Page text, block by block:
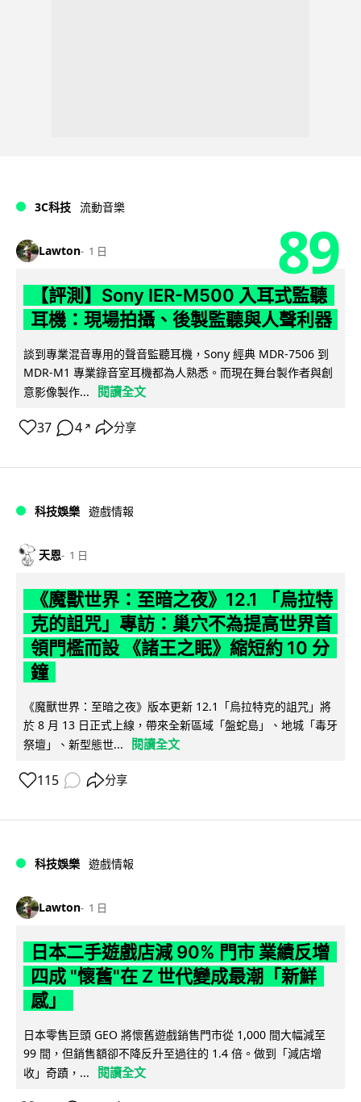
3C科技 流動音樂
Lawton 1 日 89
【評測】Sony IER-M500 入耳式監聽
耳機：現場拍攝、後製監聽與人聲利器
談到專業混音專用的聲音監聽耳機，Sony 經典 MDR-7506 到
MDR-M1 專業錄音室耳機都為人熟悉。而現在舞台製作者與創
意影像製作...
閱讀全文
37 4 ↗ 分享
科技娛樂 遊戲情報
天恩 1 日
《魔獸世界：至暗之夜》12.1 「烏拉特
克的詛咒」專訪：巢穴不為提高世界首
領門檻而設 《諸王之眠》縮短約 10 分
鐘
《魔獸世界：至暗之夜》版本更新 12.1「烏拉特克的詛咒」將
於 8 月 13 日正式上線，帶來全新區域「盤蛇島」、地城「毒牙
祭壇」、新型態世...
閱讀全文
115 分享
科技娛樂 遊戲情報
Lawton 1 日
日本二手遊戲店減 90% 門市 業績反增
四成 "懷舊"在 Z 世代變成最潮「新鮮
感」
日本零售巨頭 GEO 將懷舊遊戲銷售門市從 1,000 間大幅減至
99 間，但銷售額卻不降反升至過往的 1.4 倍。做到「減店增
收」奇蹟，...
閱讀全文